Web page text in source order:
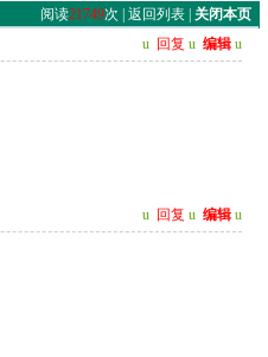
阅读21749次 | 返回列表| 关闭本页
u 回复 u 编辑 u
u 回复 u 编辑 u